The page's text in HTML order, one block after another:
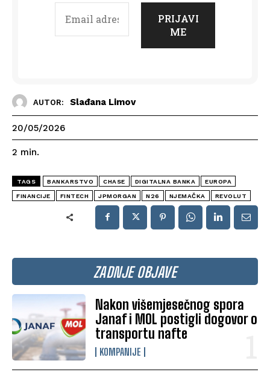
ZADNJE OBJAVE
Nakon višemjesečnog spora
Janaf i MOL postigli dogovor o
transportu nafte
KOMPANIJE
AUTOR: Slađana Limov
20/05/2026
2 min.
TAGS BANKARSTVO CHASE DIGITALNA BANKA EUROPA
FINANCIJE FINTECH JPMORGAN N26 NJEMAČKA REVOLUT